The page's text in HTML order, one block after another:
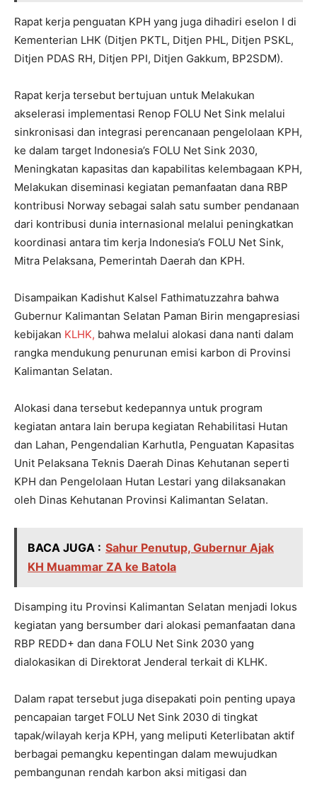
Rapat kerja penguatan KPH yang juga dihadiri eselon I di
Kementerian LHK (Ditjen PKTL, Ditjen PHL, Ditjen PSKL,
Ditjen PDAS RH, Ditjen PPI, Ditjen Gakkum, BP2SDM).
Rapat kerja tersebut bertujuan untuk Melakukan
akselerasi implementasi Renop FOLU Net Sink melalui
sinkronisasi dan integrasi perencanaan pengelolaan KPH,
ke dalam target Indonesia’s FOLU Net Sink 2030,
Meningkatan kapasitas dan kapabilitas kelembagaan KPH,
Melakukan diseminasi kegiatan pemanfaatan dana RBP
kontribusi Norway sebagai salah satu sumber pendanaan
dari kontribusi dunia internasional melalui peningkatkan
koordinasi antara tim kerja Indonesia’s FOLU Net Sink,
Mitra Pelaksana, Pemerintah Daerah dan KPH.
Disampaikan Kadishut Kalsel Fathimatuzzahra bahwa
Gubernur Kalimantan Selatan Paman Birin mengapresiasi
kebijakan KLHK, bahwa melalui alokasi dana nanti dalam
rangka mendukung penurunan emisi karbon di Provinsi
Kalimantan Selatan.
Alokasi dana tersebut kedepannya untuk program
kegiatan antara lain berupa kegiatan Rehabilitasi Hutan
dan Lahan, Pengendalian Karhutla, Penguatan Kapasitas
Unit Pelaksana Teknis Daerah Dinas Kehutanan seperti
KPH dan Pengelolaan Hutan Lestari yang dilaksanakan
oleh Dinas Kehutanan Provinsi Kalimantan Selatan.
BACA JUGA : Sahur Penutup, Gubernur Ajak
KH Muammar ZA ke Batola
Disamping itu Provinsi Kalimantan Selatan menjadi lokus
kegiatan yang bersumber dari alokasi pemanfaatan dana
RBP REDD+ dan dana FOLU Net Sink 2030 yang
dialokasikan di Direktorat Jenderal terkait di KLHK.
Dalam rapat tersebut juga disepakati poin penting upaya
pencapaian target FOLU Net Sink 2030 di tingkat
tapak/wilayah kerja KPH, yang meliputi Keterlibatan aktif
berbagai pemangku kepentingan dalam mewujudkan
pembangunan rendah karbon aksi mitigasi dan